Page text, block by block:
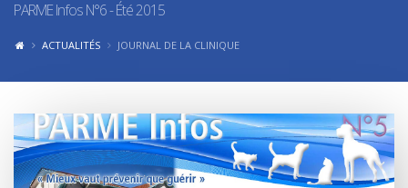
PARME Infos N°6 - Été 2015
ACTUALITÉS JOURNAL DE LA CLINIQUE